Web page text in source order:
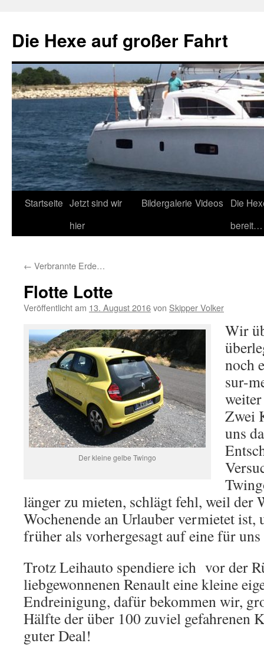
springen
Die Hexe auf großer Fahrt
Startseite Jetzt sind wir
hier
Bildergalerie Videos
Die
bereit…
← Verbrannte Erde…
Flotte Lotte
Veröffentlicht am 13. August 2016von Skipper Volker
Der kleine gelbe Twingo
Wir
noch
sur-
Zwei
uns
länger zu mieten, schlägt fehl, weil der
Wochenende an Urlauber vermietet
früher als vorhergesagt auf eine für
Trotz Leihauto spendiere ich vor der
liebgewonnenen Renault eine kleine
Endreinigung, dafür bekommen wir,
Hälfte der über 100 zuviel gefahrenen
guter Deal!